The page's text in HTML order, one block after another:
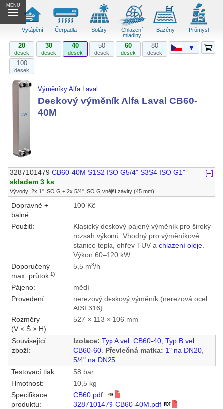
MENU
Vytápění Čerpadla Soláry
Chlazení
mladiny
Bazény Průmysl
20
desek
30
desek
40
desek
50
desek
60
desek
80
desek
100
desek
Výměníky Alfa Laval
Deskový výměník Alfa Laval CB60-
40M
3287101479 CB60-40M S1S2 ISO G5/4" S3S4 ISO G1"
[–]
skladem 3 ks
Vývody: 2x 1" ISO G + 2x 5/4" ISO G vnější závity (45 mm)
Dopravné +
balné:
100 Kč
Použití:
Klasický deskový pájený výměník pro široký
rozsah výkonů. Vhodný pro výměníkové
stanice tepla, ohřev TUV a chlazení oleje.
Výkon 60–120 kW.
Doporučený
max. průtok1):
5,5 m3/h
Pájeno:
mědí
Provedení:
nerezový deskový výměník (nerezová ocel
AISI 316)
Rozměry
(V × Š × H):
527 × 113 × 106 mm
Související
zboží:
Izolace: Typ A vel. CB60-40, Typ B vel.
CB60-60. Převlečná matka: 1" na DN20,
5/4" na DN25.
Testovací tlak:
58 bar
Hmotnost:
10,5 kg
Specifikace
produktu:
CB60.pdf
3287101479-CB60-40M.pdf
▼